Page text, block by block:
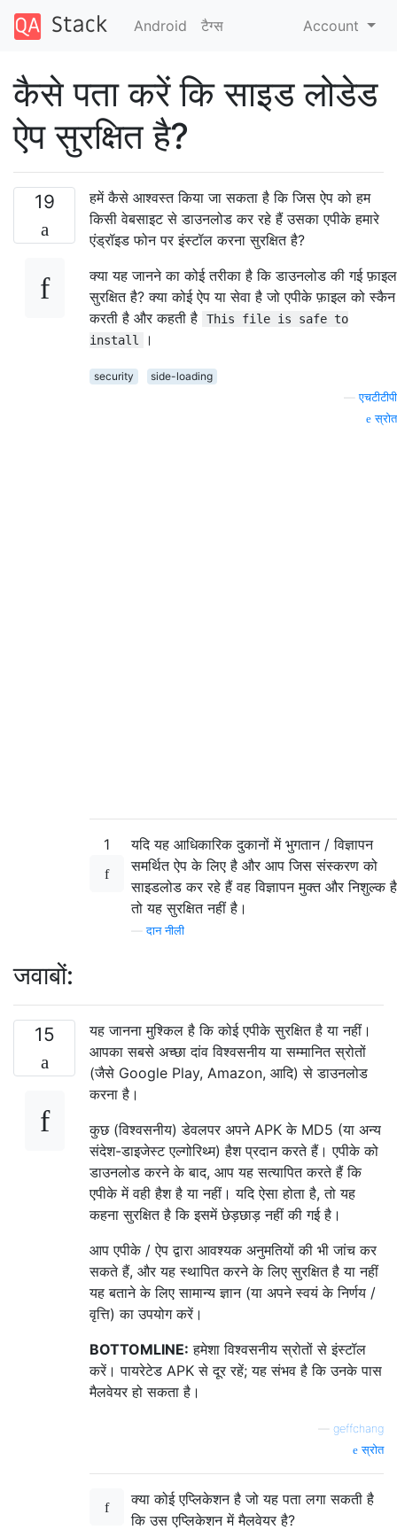
Android टैग्‍स Account
कैसे पता करें कि साइड लोडेड
ऐप सुरक्षित है?
19
हमें कैसे आश्वस्त किया जा सकता है कि जिस ऐप को हम
किसी वेबसाइट से डाउनलोड कर रहे हैं उसका एपीके हमारे
एंड्रॉइड फोन पर इंस्टॉल करना सुरक्षित है?
क्या यह जानने का कोई तरीका है कि डाउनलोड की गई फ़ाइल
सुरक्षित है? क्या कोई ऐप या सेवा है जो एपीके फ़ाइल को स्कैन
करती है और कहती है
This file is safe to
install
।
security
side-loading
—एचटीटीपी
स्रोत
1
यदि यह आधिकारिक दुकानों में भुगतान / विज्ञापन
समर्थित ऐप के लिए है और आप जिस संस्करण को
साइडलोड कर रहे हैं वह विज्ञापन मुक्त और निशुल्क है
तो यह सुरक्षित नहीं है।
—दान नीली
जवाबों:
15
यह जानना मुश्किल है कि कोई एपीके सुरक्षित है या नहीं।
आपका सबसे अच्छा दांव विश्वसनीय या सम्मानित स्रोतों
(जैसे Google Play, Amazon, आदि) से डाउनलोड
करना है।
कुछ (विश्वसनीय) डेवलपर अपने APK के MD5 (या अन्य
संदेश-डाइजेस्ट एल्गोरिथ्म) हैश प्रदान करते हैं। एपीके को
डाउनलोड करने के बाद, आप यह सत्यापित करते हैं कि
एपीके में वही हैश है या नहीं। यदि ऐसा होता है, तो यह
कहना सुरक्षित है कि इसमें छेड़छाड़ नहीं की गई है।
आप एपीके / ऐप द्वारा आवश्यक अनुमतियों की भी जांच कर
सकते हैं, और यह स्थापित करने के लिए सुरक्षित है या नहीं
यह बताने के लिए सामान्य ज्ञान (या अपने स्वयं के निर्णय /
वृत्ति) का उपयोग करें।
BOTTOMLINE: हमेशा विश्वसनीय स्रोतों से इंस्टॉल
करें। पायरेटेड APK से दूर रहें; यह संभव है कि उनके पास
मैलवेयर हो सकता है।
geffchang
स्रोत
क्या कोई एप्लिकेशन है जो यह पता लगा सकती है
कि उस एप्लिकेशन में मैलवेयर है?